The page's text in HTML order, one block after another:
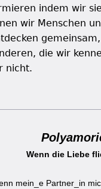
indem wir
wir Menschen
die wir
nicht.
Wenn die Liebe
mein_e Partner_in